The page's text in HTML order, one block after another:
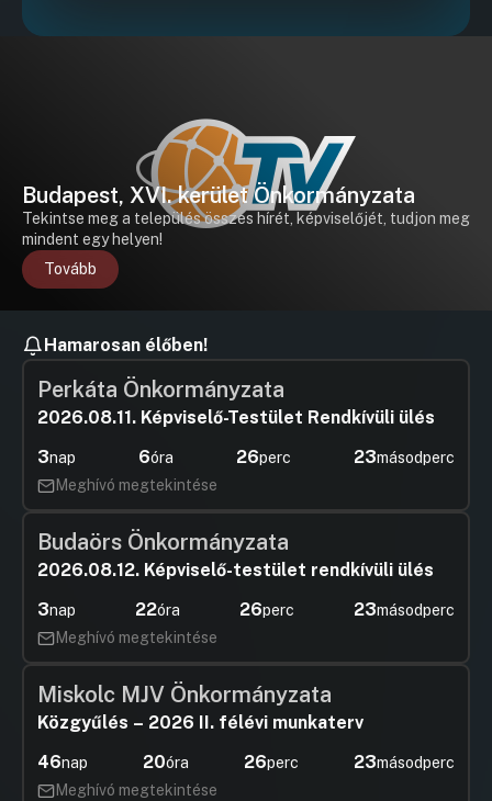
Budapest, XVI. kerület Önkormányzata
Tekintse meg a település összes hírét, képviselőjét, tudjon meg
mindent egy helyen!
Tovább
Hamarosan élőben!
Perkáta Önkormányzata
2026.08.11. Képviselő-Testület Rendkívüli ülés
3nap 6óra 26perc 22másodperc
Meghívó megtekintése
Budaörs Önkormányzata
2026.08.12. Képviselő-testület rendkívüli ülés
3nap 22óra 26perc 22másodperc
Meghívó megtekintése
Miskolc MJV Önkormányzata
Közgyűlés – 2026 II. félévi munkaterv
46nap 20óra 26perc 22másodperc
Meghívó megtekintése